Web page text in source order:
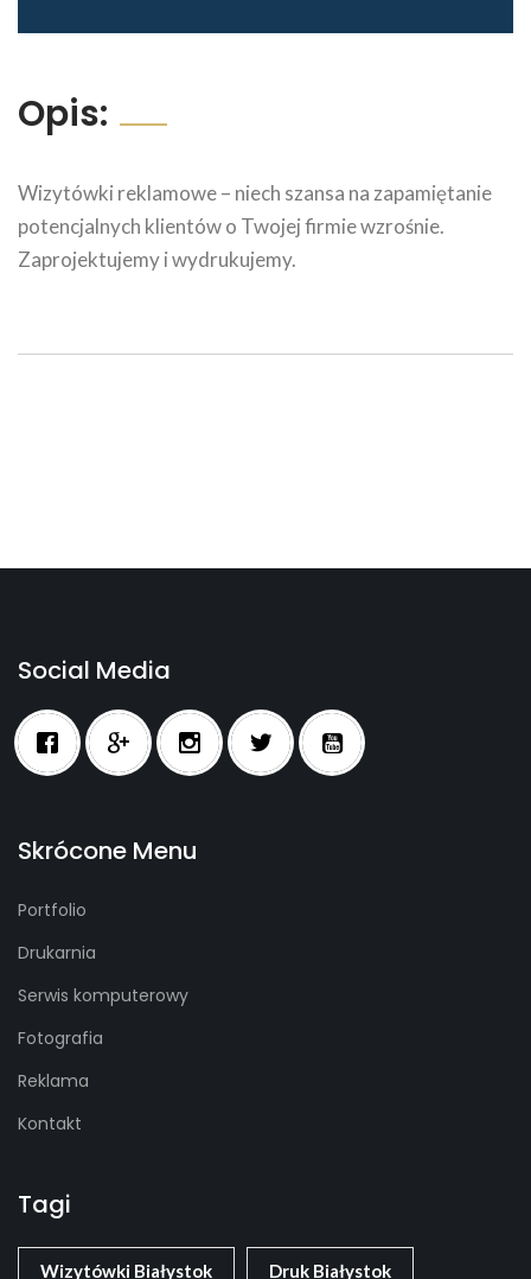
Opis:
Wizytówki reklamowe – niech szansa na zapamiętanie
potencjalnych klientów o Twojej firmie wzrośnie.
Zaprojektujemy i wydrukujemy.
Social Media
Skrócone Menu
Portfolio
Drukarnia
Serwis komputerowy
Fotografia
Reklama
Kontakt
Tagi
Wizytówki Białystok Druk Białystok